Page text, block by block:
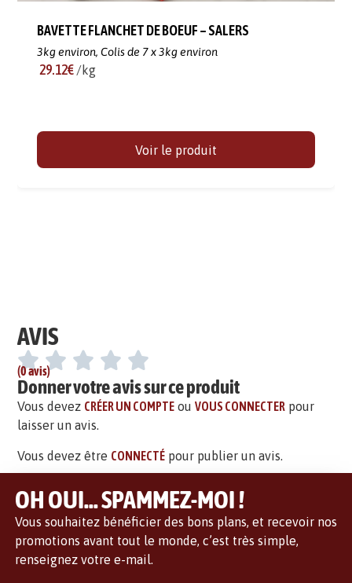
BAVETTE FLANCHET DE BOEUF – SALERS
3kg environ, Colis de 7 x 3kg environ
29.12€ /kg
Voir le produit
AVIS
(0 avis)
Donner votre avis sur ce produit
Vous devez CRÉER UN COMPTE ouVOUS CONNECTER pour
laisser un avis.
Vous devez être CONNECTÉ pour publier un avis.
OH OUI... SPAMMEZ-MOI !
Vous souhaitez bénéficier des bons plans, et recevoir nos
promotions avant tout le monde, c’est très simple,
renseignez votre e-mail.